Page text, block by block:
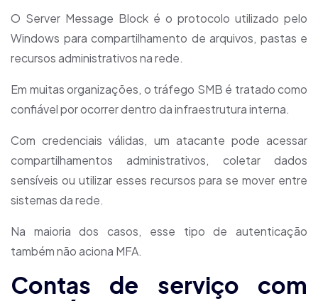
O Server Message Block é o protocolo utilizado pelo
Windows para compartilhamento de arquivos, pastas e
recursos administrativos na rede.
Em muitas organizações, o tráfego SMB é tratado como
confiável por ocorrer dentro da infraestrutura interna.
Com credenciais válidas, um atacante pode acessar
compartilhamentos administrativos, coletar dados
sensíveis ou utilizar esses recursos para se mover entre
sistemas da rede.
Na maioria dos casos, esse tipo de autenticação
também não aciona MFA.
Contas de serviço com